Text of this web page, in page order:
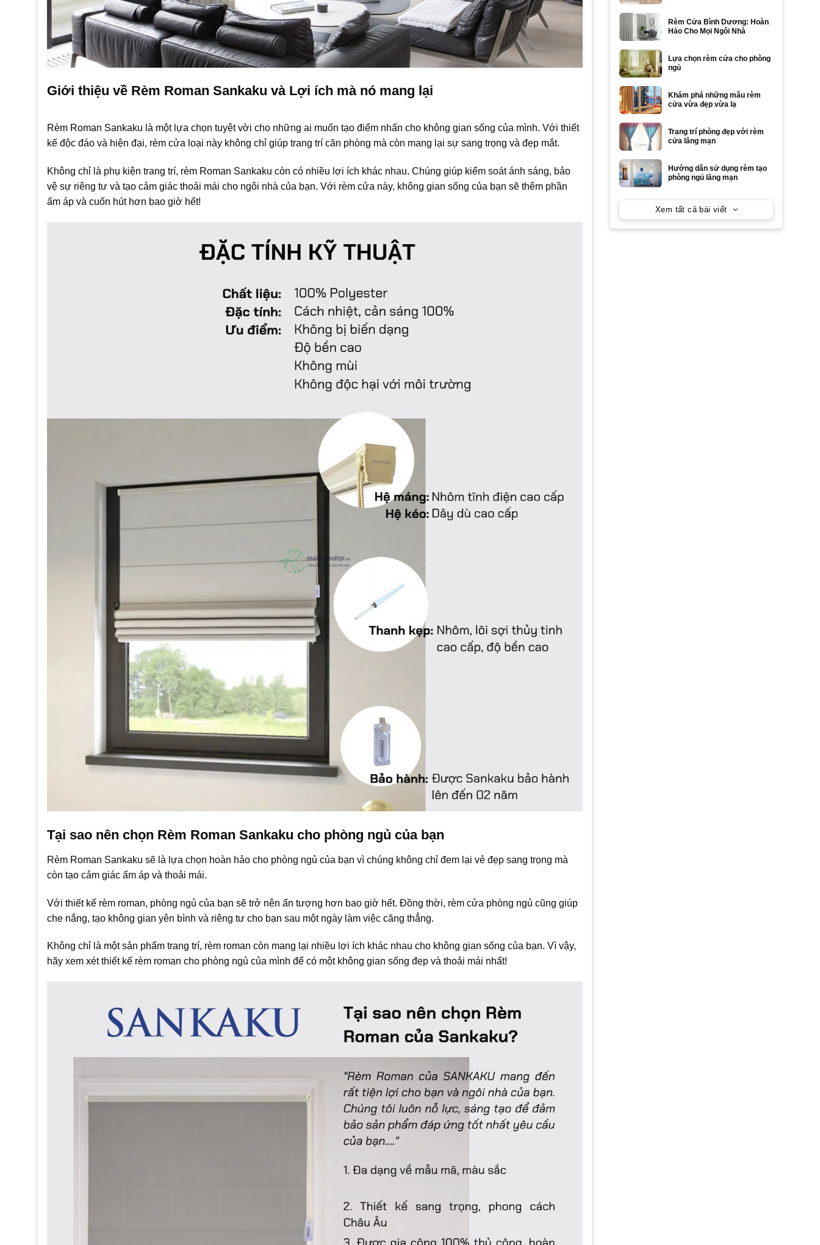
Giới thiệu về Rèm Roman Sankaku và Lợi ích mà nó mang lại
Rèm Roman Sankaku là một lựa chọn tuyệt vời cho những ai muốn tạo điểm nhấn cho không gian sống của mình. Với thiết
kế độc đáo và hiện đại, rèm cửa loại này không chỉ giúp trang trí căn phòng mà còn mang lại sự sang trọng và đẹp mắt.
Không chỉ là phụ kiện trang trí, rèm Roman Sankaku còn có nhiều lợi ích khác nhau. Chúng giúp kiểm soát ánh sáng, bảo
vệ sự riêng tư và tạo cảm giác thoải mái cho ngôi nhà của bạn. Với rèm cửa này, không gian sống của bạn sẽ thêm phần
ấm áp và cuốn hút hơn bao giờ hết!
Tại sao nên chọn Rèm Roman Sankaku cho phòng ngủ của bạn
Rèm Roman Sankaku sẽ là lựa chọn hoàn hảo cho phòng ngủ của bạn vì chúng không chỉ đem lại vẻ đẹp sang trọng mà
còn tạo cảm giác ấm áp và thoải mái.
Với thiết kế rèm roman, phòng ngủ của bạn sẽ trở nên ấn tượng hơn bao giờ hết. Đồng thời, rèm cửa phòng ngủ cũng giúp
che nắng, tạo không gian yên bình và riêng tư cho bạn sau một ngày làm việc căng thẳng.
Không chỉ là một sản phẩm trang trí, rèm roman còn mang lại nhiều lợi ích khác nhau cho không gian sống của bạn. Vì vậy,
hãy xem xét thiết kế rèm roman cho phòng ngủ của mình để có một không gian sống đẹp và thoải mái nhất!
Rèm Cửa Bình Dương: Hoàn
Hảo Cho Mọi Ngôi Nhà
Lựa chọn rèm cửa cho phòng
ngủ
Khám phá những mẫu rèm
cửa vừa đẹp vừa lạ
Trang trí phòng đẹp với rèm
cửa lãng mạn
Hướng dẫn sử dụng rèm tạo
phòng ngủ lãng mạn
Xem tất cả bài viết